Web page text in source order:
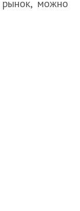
рынок, можно